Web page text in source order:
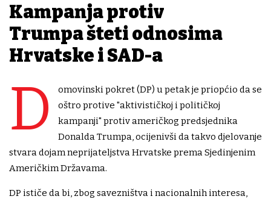
Kampanja protiv
Trumpa šteti odnosima
Hrvatske i SAD-a
D
omovinski pokret (DP) u petak je priopćio da se
oštro protive "aktivističkoj i političkoj
kampanji" protiv američkog predsjednika
Donalda Trumpa, ocijenivši da takvo djelovanje
stvara dojam neprijateljstva Hrvatske prema Sjedinjenim
Američkim Državama.
DP ističe da bi, zbog savezništva i nacionalnih interesa,